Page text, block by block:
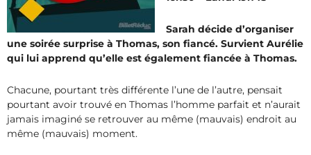
Sarah décide d’organiser
une soirée surprise à Thomas, son fiancé. Survient Aurélie
qui lui apprend qu’elle est également fiancée à Thomas.
Chacune, pourtant très différente l’une de l’autre, pensait
pourtant avoir trouvé en Thomas l’homme parfait et n’aurait
jamais imaginé se retrouver au même (mauvais) endroit au
même (mauvais) moment.